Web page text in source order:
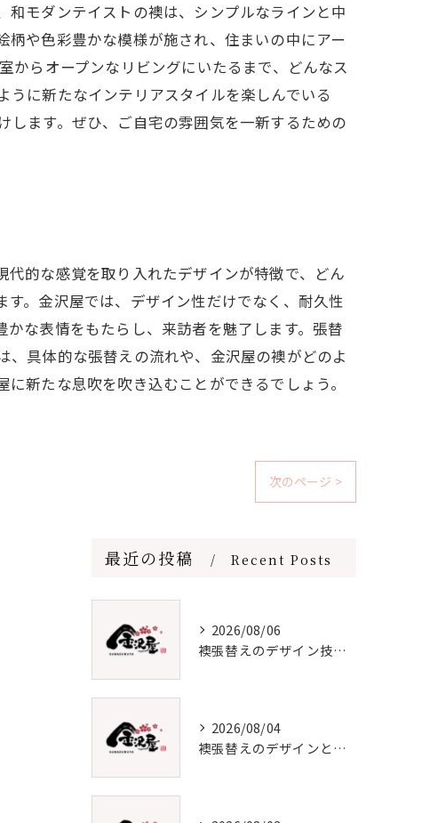
モダンテイストの襖は、シンプルなラインと中
や色彩豊かな模様が施され、住まいの中にアー
からオープンなリビングにいたるまで、どんなス
に新たなインテリアスタイルを楽しんでいる
ます。ぜひ、ご自宅の雰囲気を一新するための
的な感覚を取り入れたデザインが特徴で、どん
。金沢屋では、デザイン性だけでなく、耐久性
な表情をもたらし、来訪者を魅了します。張替
具体的な張替えの流れや、金沢屋の襖がどのよ
新たな息吹を吹き込むことができるでしょう。
次のページ >
最近の投稿 Recent Posts
2026/08/06
襖張替えのデザイン技術とメンテナンス法
2026/08/04
襖張替えのデザインと選び方徹底解説